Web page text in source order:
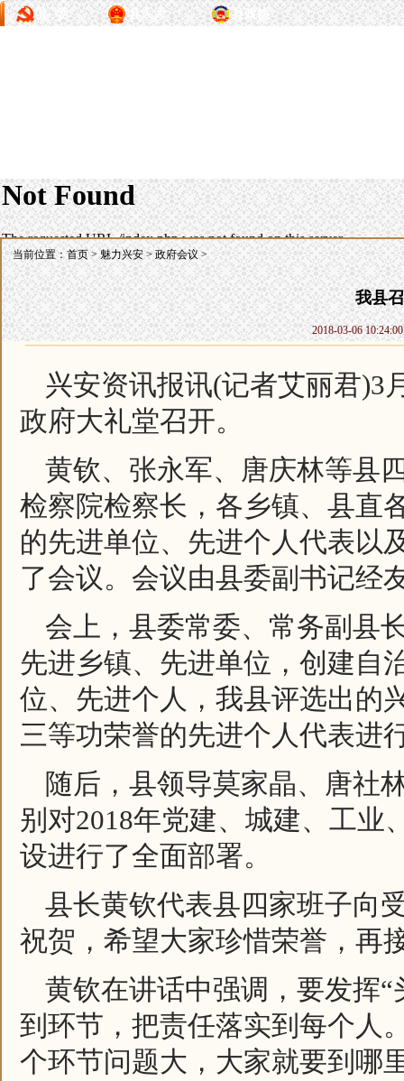
县 委 县人大 县政协
当前位置： 首页 > 魅力兴安 > 政府会议 >
我县
2018-03-06
兴安资讯报讯(记者艾丽君)3
政府大礼堂召开。
黄钦、张永军、唐庆林等县
检察院检察长，各乡镇、县直
的先进单位、先进个人代表以
了会议。会议由县委副书记经
会上，县委常委、常务副县
先进乡镇、先进单位，创建自
位、先进个人，我县评选出的
三等功荣誉的先进个人代表进
随后，县领导莫家晶、唐社
别对2018年党建、城建、工业
设进行了全面部署。
县长黄钦代表县四家班子向
祝贺，希望大家珍惜荣誉，再
黄钦在讲话中强调，要发挥
到环节，把责任落实到每个人
个环节问题大，大家就要到哪